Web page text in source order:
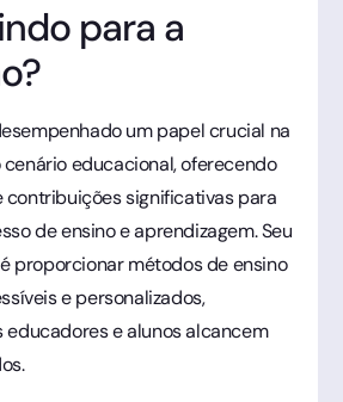
para a
um papel crucial na
educacional, oferecendo
contribuições significativas para
de ensino e aprendizagem. Seu
proporcionar métodos de ensino
e personalizados,
e alunos alcancem